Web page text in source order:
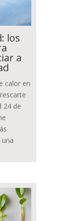
los
a
calor en
24 de